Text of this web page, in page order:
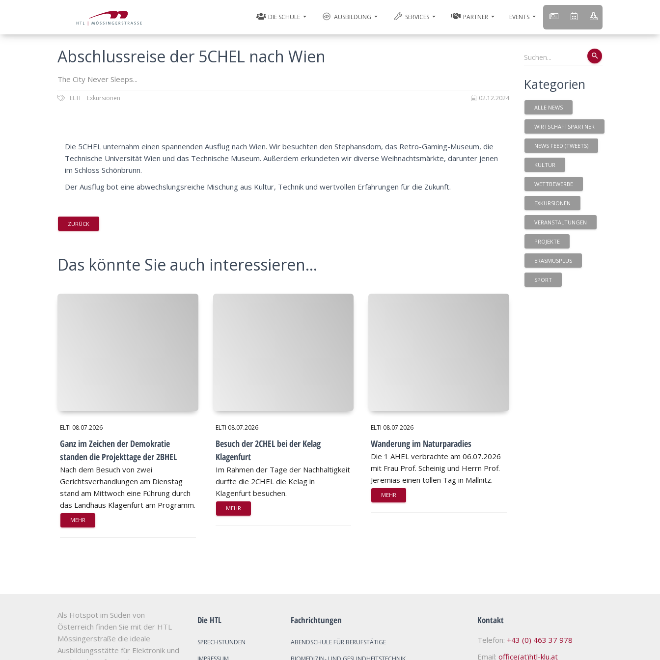
DIE SCHULE AUSBILDUNG SERVICES PARTNER EVENTS
Abschlussreise der 5CHEL nach Wien
The City Never Sleeps...
02.12.2024
ELTI Exkursionen
Die 5CHEL unternahm einen spannenden Ausflug nach Wien. Wir besuchten den Stephansdom, das Retro-Gaming-Museum, die
Technische Universität Wien und das Technische Museum. Außerdem erkundeten wir diverse Weihnachtsmärkte, darunter jenen
im Schloss Schönbrunn.
Der Ausflug bot eine abwechslungsreiche Mischung aus Kultur, Technik und wertvollen Erfahrungen für die Zukunft.
ZURÜCK
Das könnte Sie auch interessieren...
ELTI 08.07.2026
Ganz im Zeichen der Demokratie
standen die Projekttage der 2BHEL
Nach dem Besuch von zwei
Gerichtsverhandlungen am Dienstag
stand am Mittwoch eine Führung durch
das Landhaus Klagenfurt am Programm.
MEHR
ELTI 08.07.2026
Besuch der 2CHEL bei der Kelag
Klagenfurt
Im Rahmen der Tage der Nachhaltigkeit
durfte die 2CHEL die Kelag in
Klagenfurt besuchen.
MEHR
ELTI 08.07.2026
Wanderung im Naturparadies
Die 1 AHEL verbrachte am 06.07.2026
mit Frau Prof. Scheinig und Herrn Prof.
Jeremias einen tollen Tag in Mallnitz.
MEHR
search
Kategorien
ALLE NEWS
WIRTSCHAFTSPARTNER
NEWS FEED (TWEETS)
KULTUR
WETTBEWERBE
EXKURSIONEN
VERANSTALTUNGEN
PROJEKTE
ERASMUSPLUS
SPORT
Als Hotspot im Süden von
Österreich finden Sie mit der HTL
Mössingerstraße die ideale
Ausbildungsstätte für Elektronik und
Die HTL
SPRECHSTUNDEN
Fachrichtungen
ABENDSCHULE FÜR BERUFSTÄTIGE
Kontakt
Telefon: +43 (0) 463 37 978
Email: office(at)htl-klu.at